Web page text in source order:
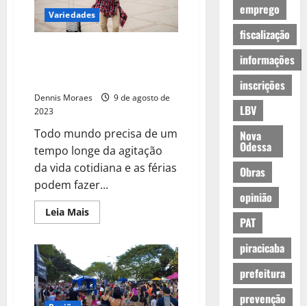
Variedades
Dennis Moraes
9 de agosto de
2023
Todo mundo precisa de um
tempo longe da agitação
da vida cotidiana e as férias
podem fazer...
Leia Mais
emprego
fiscalização
informações
inscrições
LBV
Nova
Odessa
Obras
opinião
PAT
piracicaba
prefeitura
prevenção